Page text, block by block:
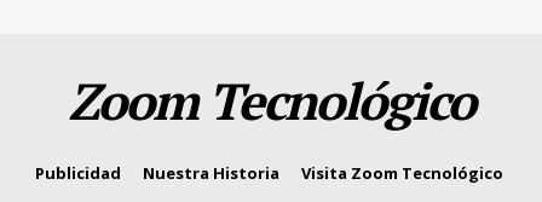
Zoom Tecnológico
Publicidad Nuestra Historia Visita Zoom Tecnológico